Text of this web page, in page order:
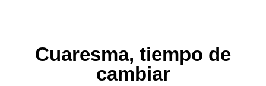
Cuaresma, tiempo de
cambiar